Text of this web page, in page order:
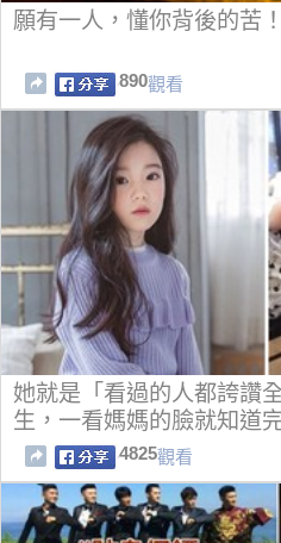
願有一人，懂你背後的苦！
890觀看
她就是「看過的人都誇讚
生，一看媽媽的臉就知道
4825觀看